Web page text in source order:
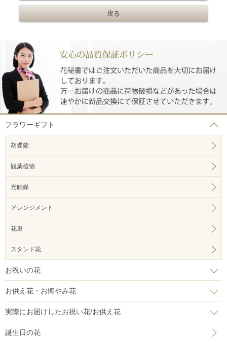
フラワーギフト
胡蝶蘭
観葉植物
光触媒
アレンジメント
花束
スタンド花
お祝いの花
お供え花・お悔やみ花
実際にお届けしたお祝い花/お供え花
誕生日の花